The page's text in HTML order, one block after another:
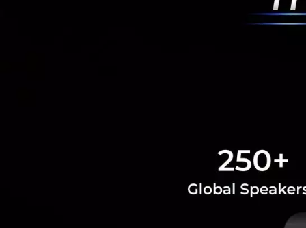
อีกต่อไป เพราะ
ใหม่ๆ เกิดขึ้นเยอ
ในปัจจุ
Machine
เพื่อรองรับ